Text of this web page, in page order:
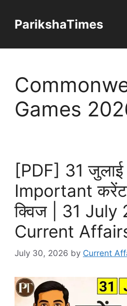
contentParikshaTimes
Games
[PDF] 31
Important
क्विज | 31 July
Current
July 30, 2026 by Current